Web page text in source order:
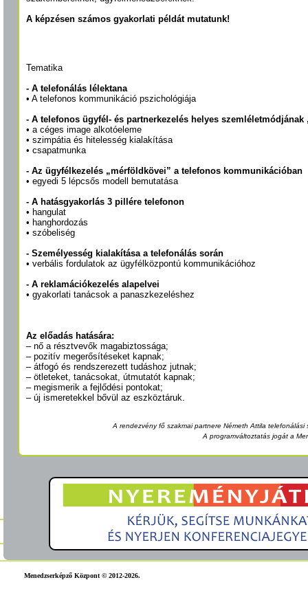
A képzésen számos gyakorlati példát mutatunk!
Tematika
- A telefonálás lélektana
• A telefonos kommunikáció pszichológiája
- A telefonos ügyfél- és partnerkezelés helyes szemléletmódjának
• a céges image alkotóeleme
• szimpátia és hitelesség kialakítása
• csapatmunka
- Az ügyfélkezelés „mérföldkövei” a telefonos kommunikációban
• egyedi 5 lépcsős modell bemutatása
- A hatásgyakorlás 3 pillére telefonon
• hangulat
• hanghordozás
• szóbeliség
- Személyesség kialakítása a telefonálás során
• verbális fordulatok az ügyfélközpontú kommunikációhoz
- A reklamációkezelés alapelvei
• gyakorlati tanácsok a panaszkezeléshez
Az előadás hatására:
– nő a résztvevők magabiztossága;
– pozitív megerősítéseket kapnak;
– átfogó és rendszerezett tudáshoz jutnak;
– ötleteket, tanácsokat, útmutatót kapnak;
– megismerik a fejlődési pontokat;
– új ismeretekkel bővül az eszköztáruk.
A rendezvény fő szakmai partnere Németh Attila telefonálási
A programváltoztatás jogát a
Menedzserképző Központ © 2012-2026.